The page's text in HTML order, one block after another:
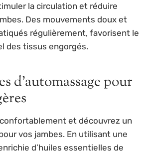
la circulation et réduire
Des mouvements doux et
régulièrement, favorisent le
des tissus engorgés.
d’automassage pour
et découvrez un
vos jambes. En utilisant une
d’huiles essentielles de